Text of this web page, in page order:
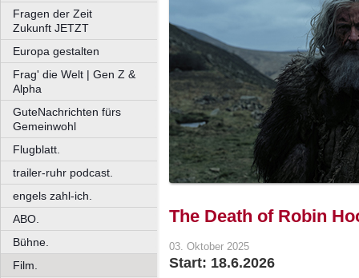
Fragen der Zeit
Zukunft JETZT
Europa gestalten
Frag' die Welt | Gen Z &
Alpha
GuteNachrichten fürs
Gemeinwohl
Flugblatt.
trailer-ruhr podcast.
engels zahl-ich.
ABO.
Bühne.
Film.
The Death of Robin
03. Oktober 2025
Start: 18.6.2026